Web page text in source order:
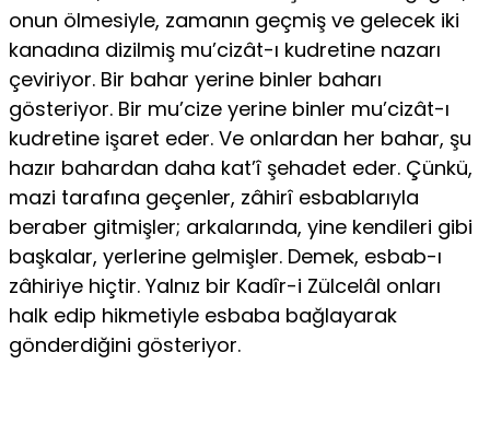
onun ölmesiyle, zamanın geçmiş ve gelecek iki
kanadına dizilmiş mu’cizât-ı kudretine nazarı
çeviriyor. Bir bahar yerine binler baharı
gösteriyor. Bir mu’cize yerine binler mu’cizât-ı
kudretine işaret eder. Ve onlardan her bahar, şu
hazır bahardan daha kat’î şehadet eder. Çünkü,
mazi tarafına geçenler, zâhirî esbablarıyla
beraber gitmişler; arkalarında, yine kendileri gibi
başkalar, yerlerine gelmişler. Demek, esbab-ı
zâhiriye hiçtir. Yalnız bir Kadîr-i Zülcelâl onları
halk edip hikmetiyle esbaba bağlayarak
gönderdiğini gösteriyor.